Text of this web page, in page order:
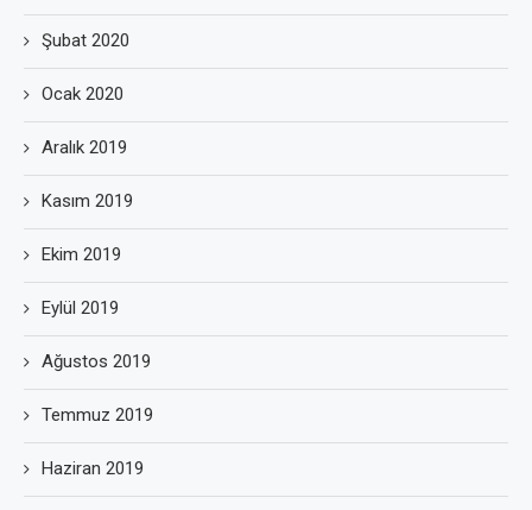
Şubat 2020
Ocak 2020
Aralık 2019
Kasım 2019
Ekim 2019
Eylül 2019
Ağustos 2019
Temmuz 2019
Haziran 2019